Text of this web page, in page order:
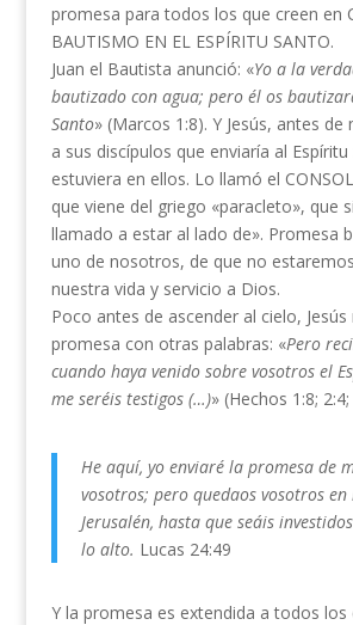
promesa para todos los que creen en
BAUTISMO EN EL ESPÍRITU SANTO.
Juan el Bautista anunció: «Yo a la
bautizado con agua; pero él os
Santo» (Marcos 1:8). Y Jesús, antes
a sus discípulos que enviaría al
estuviera en ellos. Lo llamó el
que viene del griego «paracleto», que
llamado a estar al lado de». Promesa
uno de nosotros, de que no
nuestra vida y servicio a Dios.
Poco antes de ascender al cielo,
promesa con otras palabras: «Pero
cuando haya venido sobre vosotros el
me seréis testigos (…)» (Hechos 1:8;
He aquí, yo enviaré la promesa de
vosotros; pero quedaos vosotros
Jerusalén, hasta que seáis
lo alto. Lucas 24:49
Y la promesa es extendida a todos los